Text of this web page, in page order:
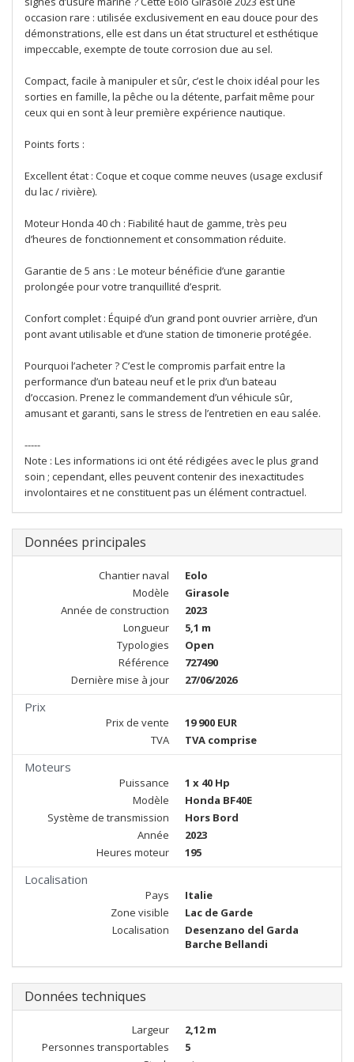
occasion rare : utilisée exclusivement en eau douce pour des
démonstrations, elle est dans un état structurel et esthétique
impeccable, exempte de toute corrosion due au sel.
Compact, facile à manipuler et sûr, c’est le choix idéal pour les
sorties en famille, la pêche ou la détente, parfait même pour
ceux qui en sont à leur première expérience nautique.
Points forts :
Excellent état : Coque et coque comme neuves (usage exclusif
du lac / rivière).
Moteur Honda 40 ch : Fiabilité haut de gamme, très peu
d’heures de fonctionnement et consommation réduite.
Garantie de 5 ans : Le moteur bénéficie d’une garantie
prolongée pour votre tranquillité d’esprit.
Confort complet : Équipé d’un grand pont ouvrier arrière, d’un
pont avant utilisable et d’une station de timonerie protégée.
Pourquoi l’acheter ? C’est le compromis parfait entre la
performance d’un bateau neuf et le prix d’un bateau
d’occasion. Prenez le commandement d’un véhicule sûr,
amusant et garanti, sans le stress de l’entretien en eau salée.
-----
Note : Les informations ici ont été rédigées avec le plus grand
soin ; cependant, elles peuvent contenir des inexactitudes
involontaires et ne constituent pas un élément contractuel.
Données principales
Chantier naval
Eolo
Modèle
Girasole
Année de construction
2023
Longueur
5,1 m
Typologies
Open
Référence
727490
Dernière mise à jour
27/06/2026
Prix
Prix de vente
19 900 EUR
TVA
TVA comprise
Moteurs
Puissance
1 x 40 Hp
Modèle
Honda BF40E
Système de transmission
Hors Bord
Année
2023
Heures moteur
195
Localisation
Pays
Italie
Zone visible
Lac de Garde
Localisation
Desenzano del Garda
Barche Bellandi
Données techniques
Largeur
2,12 m
Personnes transportables
5